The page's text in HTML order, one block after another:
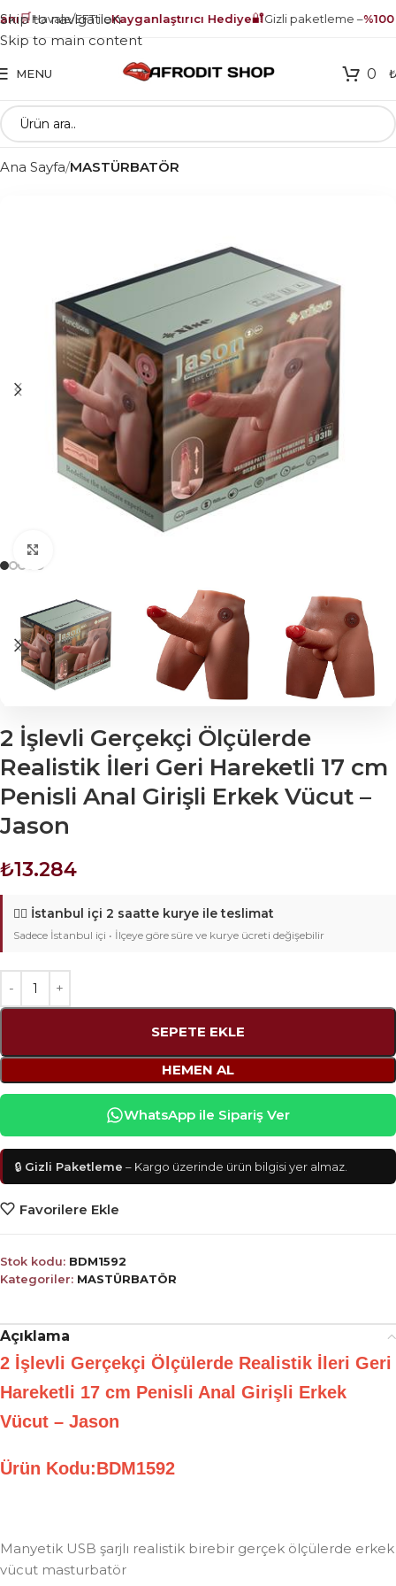
🛒Havale/EFT ileKayganlaştırıcı Hediye🔐Gizli paketleme –%100
Skip to navigation
Skip to main content
MENU 0 ₺
Ana Sayfa MASTÜRBATÖR
2 İşlevli Gerçekçi Ölçülerde
Realistik İleri Geri Hareketli 17 cm
Penisli Anal Girişli Erkek Vücut –
Jason
₺13.284
🚴‍♂️ İstanbul içi 2 saatte kurye ile teslimat
Sadece İstanbul içi • İlçeye göre süre ve kurye ücreti değişebilir
SEPETE EKLE
HEMEN AL
WhatsApp ile Sipariş Ver
🔒 Gizli Paketleme – Kargo üzerinde ürün bilgisi yer almaz.
Favorilere Ekle
Stok kodu: BDM1592
Kategoriler: MASTÜRBATÖR
Açıklama
2 İşlevli Gerçekçi Ölçülerde Realistik İleri Geri
Hareketli 17 cm Penisli Anal Girişli Erkek
Vücut – Jason
Ürün Kodu:BDM1592
Manyetik USB şarjlı realistik birebir gerçek ölçülerde erkek
vücut masturbatör